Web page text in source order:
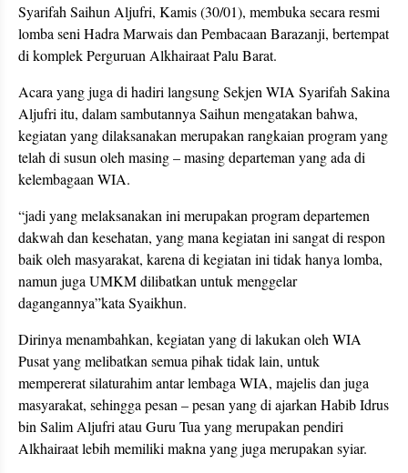
Syarifah Saihun Aljufri, Kamis (30/01), membuka secara resmi
lomba seni Hadra Marwais dan Pembacaan Barazanji, bertempat
di komplek Perguruan Alkhairaat Palu Barat.
Acara yang juga di hadiri langsung Sekjen WIA Syarifah Sakina
Aljufri itu, dalam sambutannya Saihun mengatakan bahwa,
kegiatan yang dilaksanakan merupakan rangkaian program yang
telah di susun oleh masing – masing departeman yang ada di
kelembagaan WIA.
“jadi yang melaksanakan ini merupakan program departemen
dakwah dan kesehatan, yang mana kegiatan ini sangat di respon
baik oleh masyarakat, karena di kegiatan ini tidak hanya lomba,
namun juga UMKM dilibatkan untuk menggelar
dagangannya”kata Syaikhun.
Dirinya menambahkan, kegiatan yang di lakukan oleh WIA
Pusat yang melibatkan semua pihak tidak lain, untuk
mempererat silaturahim antar lembaga WIA, majelis dan juga
masyarakat, sehingga pesan – pesan yang di ajarkan Habib Idrus
bin Salim Aljufri atau Guru Tua yang merupakan pendiri
Alkhairaat lebih memiliki makna yang juga merupakan syiar.